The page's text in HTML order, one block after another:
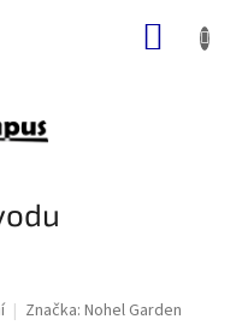
Značka: Nohel Garden